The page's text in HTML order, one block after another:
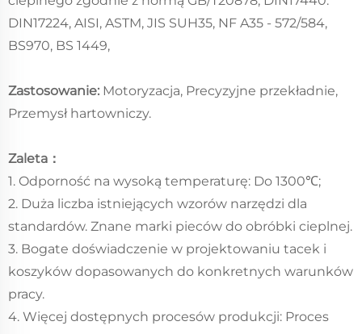
DIN17224, AISI, ASTM, JIS SUH35, NF A35 - 572/584,
BS970, BS 1449,
Zastosowanie: Motoryzacja, Precyzyjne przekładnie,
Przemysł hartowniczy.
Zaleta：
1. Odporność na wysoką temperaturę: Do 1300℃;
2. Duża liczba istniejących wzorów narzędzi dla
standardów. Znane marki pieców do obróbki cieplnej.
3. Bogate doświadczenie w projektowaniu tacek i
koszyków dopasowanych do konkretnych warunków
pracy.
4. Więcej dostępnych procesów produkcji: Proces